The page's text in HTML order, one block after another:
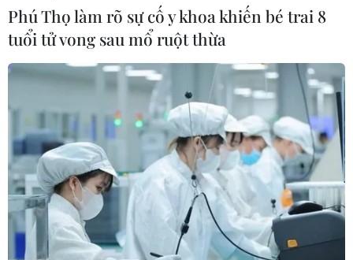
Grab bị phạt 1,36 tỷ đồng do vi phạm
quy định bảo vệ quyền lợi người tiêu
dùng
Naver và NVIDIA tăng tốc xây dựng
“Nhà máy AI,” hướng tới doanh thu
từ năm 2027
07/08/2026 13:01
Phú Thọ làm rõ sự cố y khoa khiến bé trai 8
tuổi tử vong sau mổ ruột thừa